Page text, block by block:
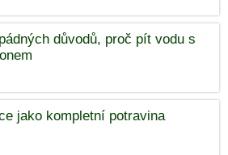
důvodů, proč pít vodu s
jako kompletní potravina